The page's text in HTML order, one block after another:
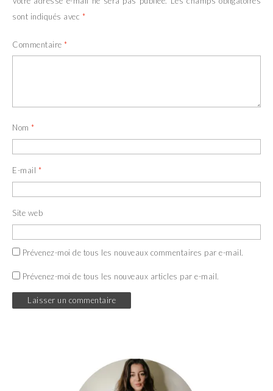
sont indiqués avec *
Commentaire *
Nom *
E-mail *
Site web
Prévenez-moi de tous les nouveaux commentaires par e-mail.
Prévenez-moi de tous les nouveaux articles par e-mail.